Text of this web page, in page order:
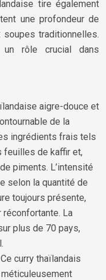
tire également
une profondeur de
traditionnelles.
un rôle crucial dans
aigre-douce et
de la
ingrédients frais tels
feuilles de kaffir et,
piments. L’intensité
selon la quantité de
toujours présente,
La
plus de 70 pays,
Ce curry thaïlandais